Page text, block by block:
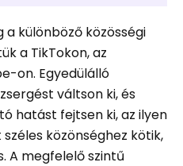
a különböző közösségi
a TikTokon, az
on. Egyedülálló
váltson ki, és
hatást fejtsen ki, az ilyen
közönséghez kötik,
A megfelelő szintű